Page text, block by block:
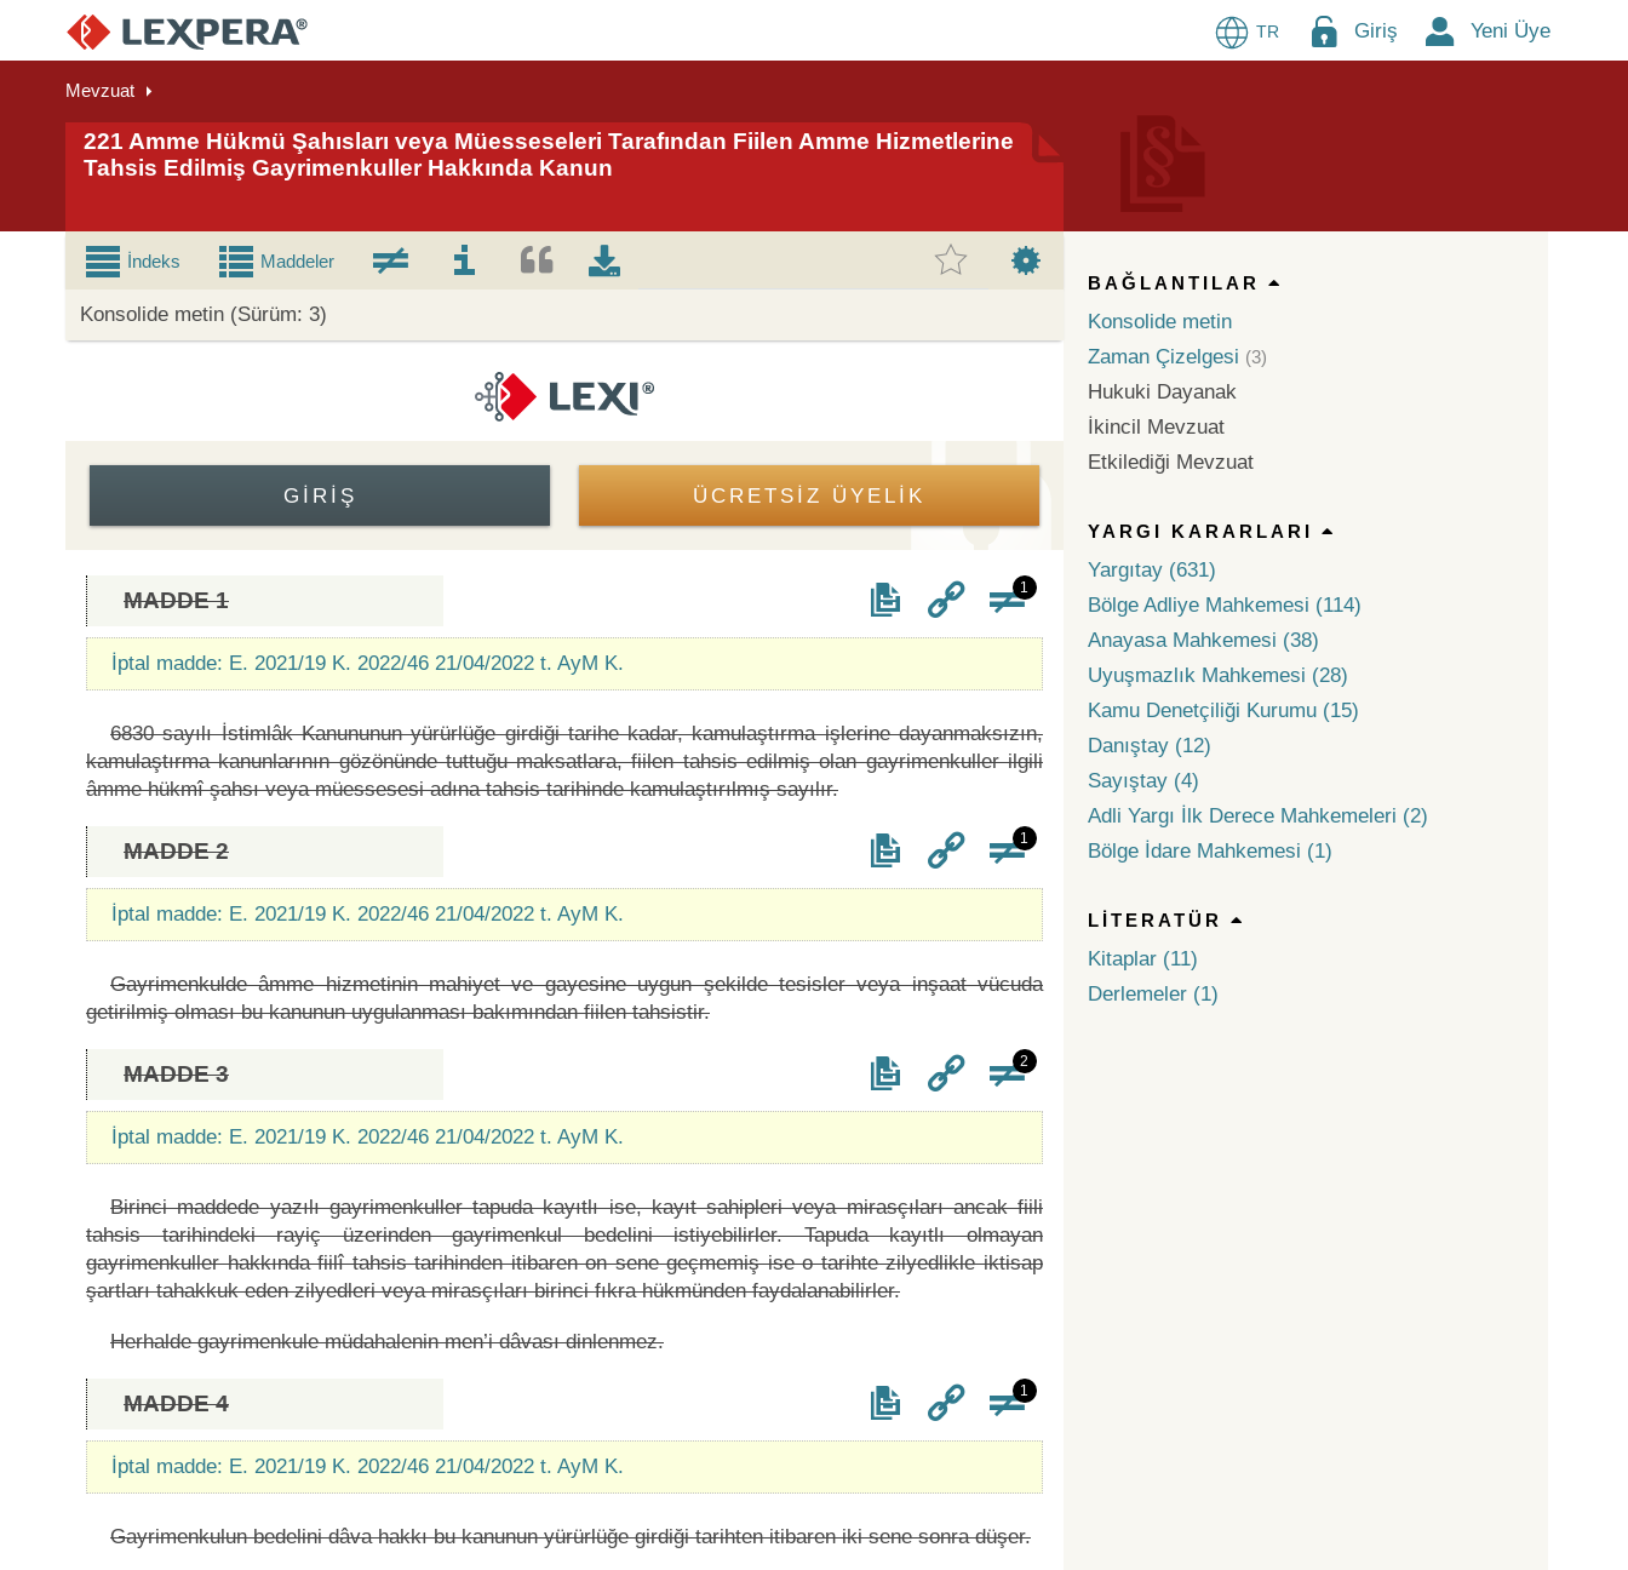
TR Giriş Yeni Üye
Mevzuat
221 Amme Hükmü Şahısları veya Müesseseleri Tarafından Fiilen Amme Hizmetlerine
Tahsis Edilmiş Gayrimenkuller Hakkında Kanun
İndeks Maddeler
Konsolide metin (Sürüm: 3)
GIRIŞ ÜCRETSİZ ÜYELİK
MADDE 1 1
İptal madde: E. 2021/19 K. 2022/46 21/04/2022 t. AyM K.
6830 sayılı İstimlâk Kanununun yürürlüğe girdiği tarihe kadar, kamulaştırma işlerine dayanmaksızın,
kamulaştırma kanunlarının gözönünde tuttuğu maksatlara, fiilen tahsis edilmiş olan gayrimenkuller ilgili
âmme hükmî şahsı veya müessesesi adına tahsis tarihinde kamulaştırılmış sayılır.
MADDE 2 1
İptal madde: E. 2021/19 K. 2022/46 21/04/2022 t. AyM K.
Gayrimenkulde âmme hizmetinin mahiyet ve gayesine uygun şekilde tesisler veya inşaat vücuda
getirilmiş olması bu kanunun uygulanması bakımından fiilen tahsistir.
MADDE 3 2
İptal madde: E. 2021/19 K. 2022/46 21/04/2022 t. AyM K.
Birinci maddede yazılı gayrimenkuller tapuda kayıtlı ise, kayıt sahipleri veya mirasçıları ancak fiili
tahsis tarihindeki rayiç üzerinden gayrimenkul bedelini istiyebilirler. Tapuda kayıtlı olmayan
gayrimenkuller hakkında fiilî tahsis tarihinden itibaren on sene geçmemiş ise o tarihte zilyedlikle iktisap
şartları tahakkuk eden zilyedleri veya mirasçıları birinci fıkra hükmünden faydalanabilirler.
Herhalde gayrimenkule müdahalenin men’i dâvası dinlenmez.
MADDE 4 1
İptal madde: E. 2021/19 K. 2022/46 21/04/2022 t. AyM K.
Gayrimenkulun bedelini dâva hakkı bu kanunun yürürlüğe girdiği tarihten itibaren iki sene sonra düşer.
BAĞLANTILAR
Konsolide metin
Zaman Çizelgesi (3)
Hukuki Dayanak
İkincil Mevzuat
Etkilediği Mevzuat
YARGI KARARLARI
Yargıtay (631)
Bölge Adliye Mahkemesi (114)
Anayasa Mahkemesi (38)
Uyuşmazlık Mahkemesi (28)
Kamu Denetçiliği Kurumu (15)
Danıştay (12)
Sayıştay (4)
Adli Yargı İlk Derece Mahkemeleri (2)
Bölge İdare Mahkemesi (1)
LITERATÜR
Kitaplar (11)
Derlemeler (1)